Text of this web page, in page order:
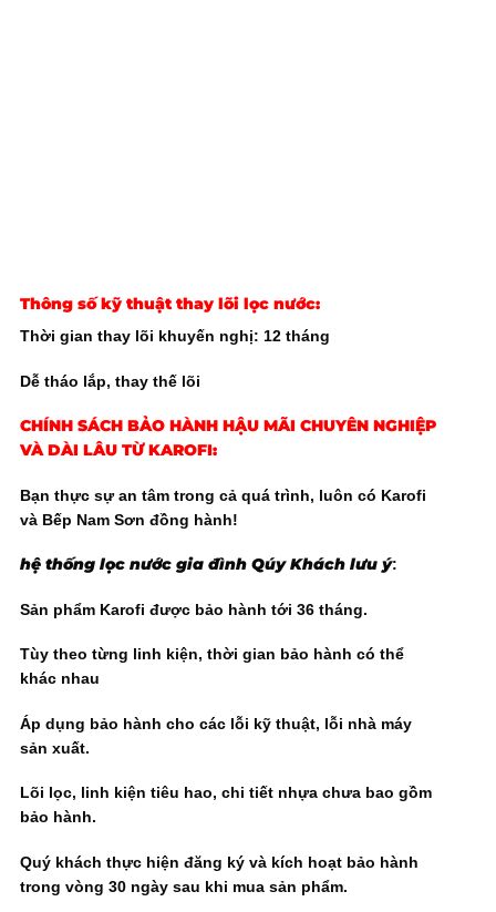
Thông số kỹ thuậtthay lõi lọc nước:
Thời gian thay lõi khuyến nghị: 12 tháng
Dễ tháo lắp, thay thế lõi
CHÍNH SÁCH BẢO HÀNH HẬU MÃI CHUYÊN NGHIỆP
VÀ DÀI LÂU TỪ KAROFI:
Bạn thực sự an tâm trong cả quá trình, luôn có Karofi
và Bếp Nam Sơn đồng hành!
hệ thống lọc nước gia đình Qúy Khách lưu ý:
Sản phẩm Karofi được bảo hành tới 36 tháng.
Tùy theo từng linh kiện, thời gian bảo hành có thể
khác nhau
Áp dụng bảo hành cho các lỗi kỹ thuật, lỗi nhà máy
sản xuất.
Lõi lọc, linh kiện tiêu hao, chi tiết nhựa chưa bao gồm
bảo hành.
Quý khách thực hiện đăng ký và kích hoạt bảo hành
trong vòng 30 ngày sau khi mua sản phẩm.